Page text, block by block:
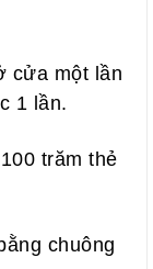
cửa một lần
1 lần.
trăm thẻ
chuông